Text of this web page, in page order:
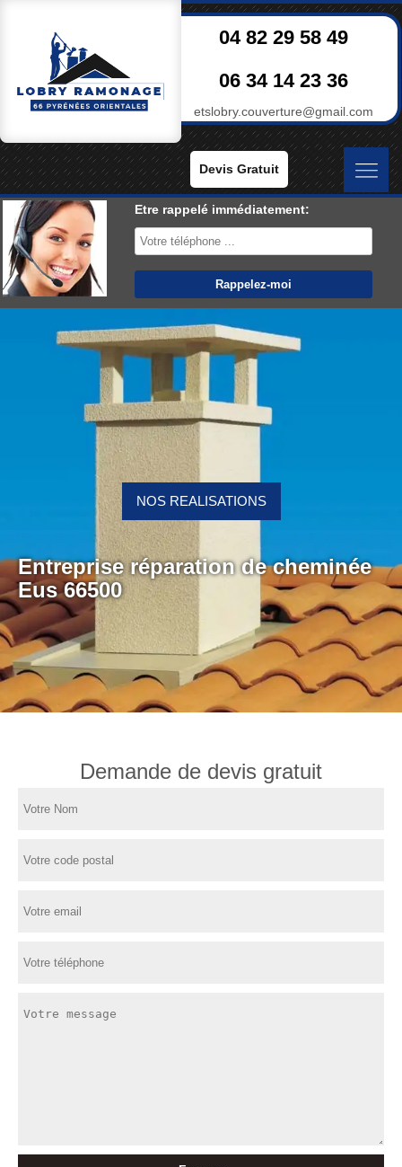
04 82 29 58 49
06 34 14 23 36
etslobry.couverture@gmail.com
Devis Gratuit
Etre rappelé immédiatement:
Entreprise réparation de cheminée
Eus 66500
NOS REALISATIONS
Demande de devis gratuit